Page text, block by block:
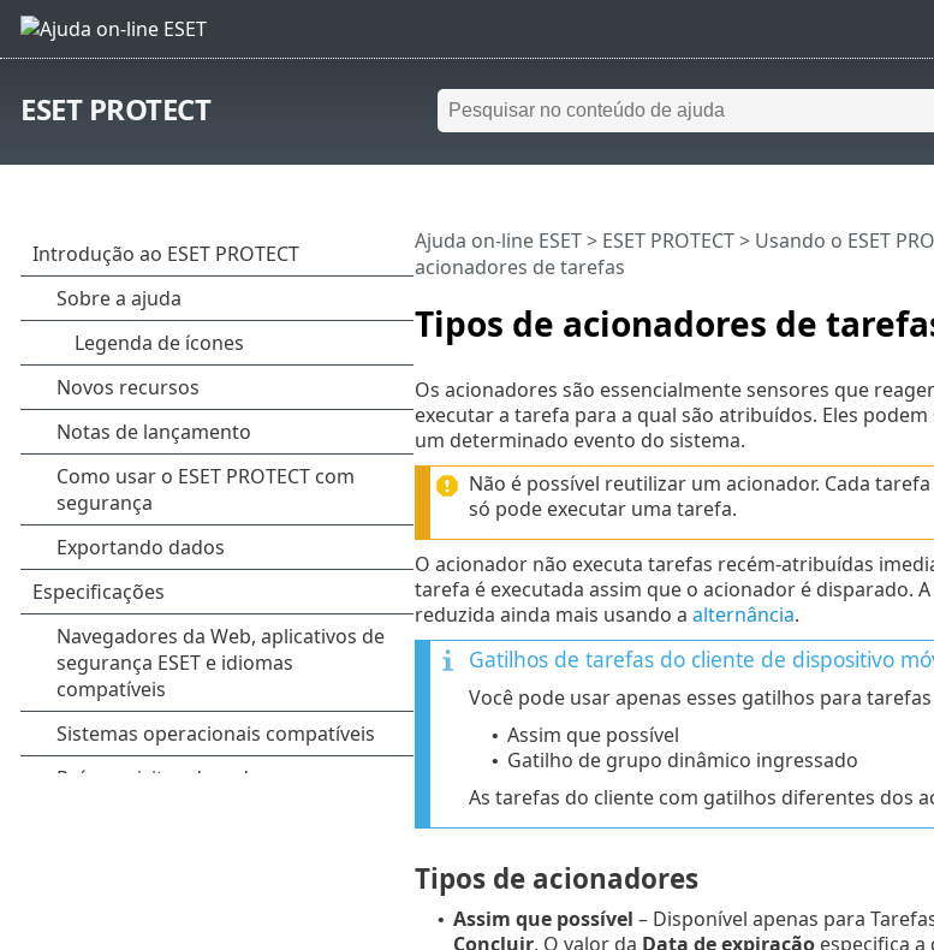
ESET PROTECT
Tipos de acionadores de
Ajuda on-line ESET> ESET PROTECT> Usando o ESET
acionadores de tarefas
Os acionadores são essencialmente sensores que
executar a tarefa para a qual são atribuídos. Eles
um determinado evento do sistema.
Não é possível reutilizar um acionador. Cada
só pode executar uma tarefa.
O acionador não executa tarefas recém-atribuídas
tarefa é executada assim que o acionador é disparado.
reduzida ainda mais usando a alternância.
Gatilhos de tarefas do cliente de dispositivo
Você pode usar apenas esses gatilhos para
• Assim que possível
• Gatilho de grupo dinâmico ingressado
As tarefas do cliente com gatilhos diferentes dos
Tipos de acionadores
• Assim que possível – Disponível apenas para
Concluir. O valor da Data de expiração especifica